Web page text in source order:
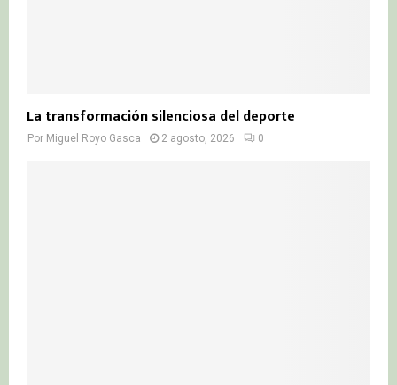
La transformación silenciosa del deporte
Por Miguel Royo Gasca 2 agosto, 2026 0